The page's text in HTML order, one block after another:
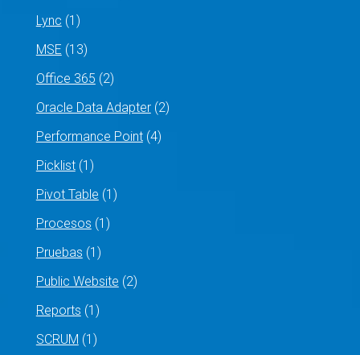
Lync (1)
MSE (13)
Office 365 (2)
Oracle Data Adapter(2)
Performance Point(4)
Picklist(1)
Pivot Table (1)
Procesos (1)
Pruebas (1)
Public Website (2)
Reports (1)
SCRUM (1)